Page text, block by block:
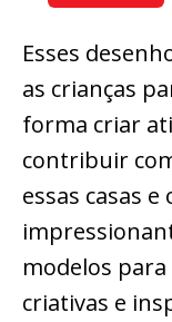
Esses
as crianças
forma criar
contribuir
essas casas
modelos
criativas e